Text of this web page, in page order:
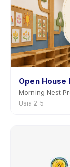
Open
Morning Nest
Usia 2–5